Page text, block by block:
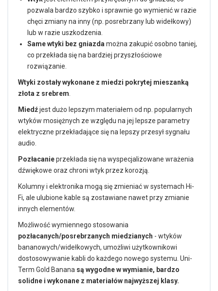
pozwala bardzo szybko i sprawnie go wymienić w razie
chęci zmiany na inny (np. posrebrzany lub widełkowy)
lub w razie uszkodzenia.
Same wtyki bez gniazda można zakupić osobno taniej,
co przekłada się na bardziej przyszłościowe
rozwiązanie.
Wtyki zostały wykonane z miedzi pokrytej mieszanką
złota z srebrem
Miedźjest dużo lepszym materiałem od np. popularnych
wtyków mosiężnych ze względu na jej lepsze parametry
elektryczne przekładające się na lepszy przesył sygnału
audio.
Pozłacanieprzekłada się na wyspecjalizowane wrażenia
dźwiękowe oraz chroni wtyk przez korozją.
Kolumny i elektronika mogą się zmieniać w systemach Hi-
Fi, ale ulubione kable są zostawiane nawet przy zmianie
innych elementów.
Możliwość wymiennego stosowania
pozłacanych/posrebrzanych miedzianych - wtyków
bananowych/widełkowych, umożliwi użytkownikowi
dostosowywanie kabli do każdego nowego systemu. Uni-
Term Gold Banana są wygodne w wymianie, bardzo
solidne i wykonane z materiałów najwyższej klasy.